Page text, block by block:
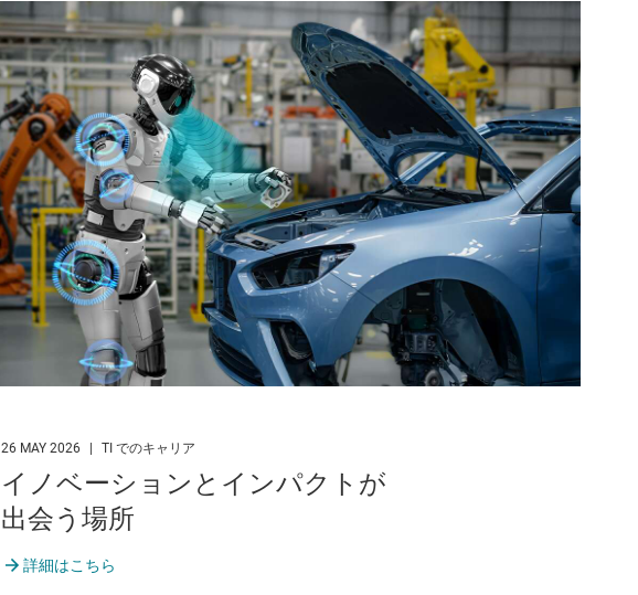
26 MAY 2026 TI でのキャリア
イノベーションとインパクトが
出会う場所
詳細はこちら